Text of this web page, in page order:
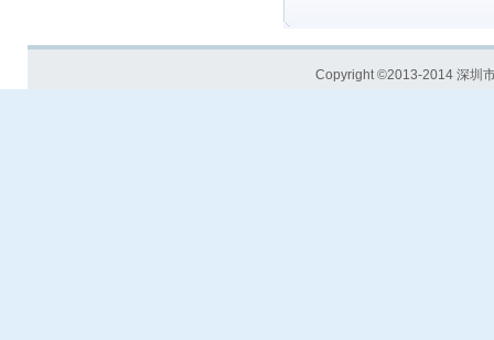
Copyright ©2013-2014 深圳